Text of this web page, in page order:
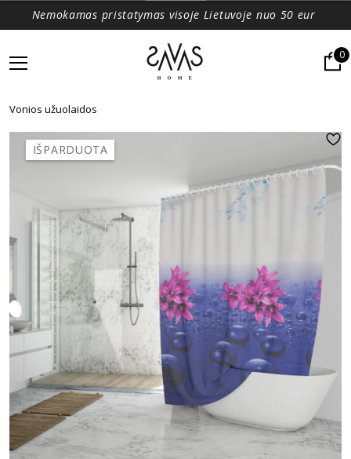
Nemokamas pristatymas visoje Lietuvoje nuo 50 eur
0
Vonios užuolaidos
IŠPARDUOTA